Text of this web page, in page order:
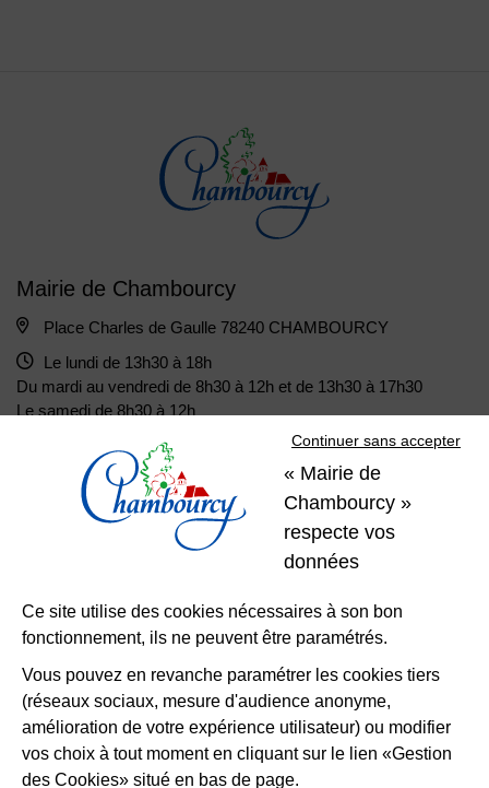
Mairie de Chambourcy
Place Charles de Gaulle 78240 CHAMBOURCY
Le lundi de 13h30 à 18h
Du mardi au vendredi de 8h30 à 12h et de 13h30 à 17h30
Le samedi de 8h30 à 12h
01 39 22 31 31 Nous contacter
Restons
connectés
Télécharger l’application
Nous suivre
Facebook
Instagram
LinkedIn
Continuer sans accepter
« Mairie de
Chambourcy »
respecte vos
données
Ce site utilise des cookies nécessaires à son bon
fonctionnement, ils ne peuvent être paramétrés.
Vous pouvez en revanche paramétrer les cookies tiers
(réseaux sociaux, mesure d'audience anonyme,
amélioration de votre expérience utilisateur) ou modifier
vos choix à tout moment en cliquant sur le lien «Gestion
des Cookies» situé en bas de page.